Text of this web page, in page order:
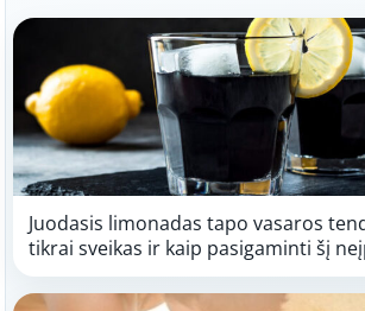
Juodasis limonadas tapo vasaros
tikrai sveikas ir kaip pasigaminti šį